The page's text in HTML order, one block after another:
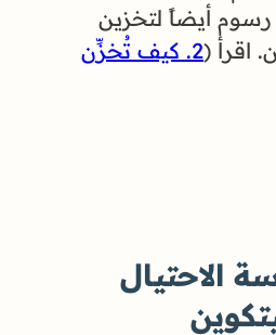
رسوم أيضاً لتخزين
اقرأ ( 2. كيف تُخزِّن
الاحتيال